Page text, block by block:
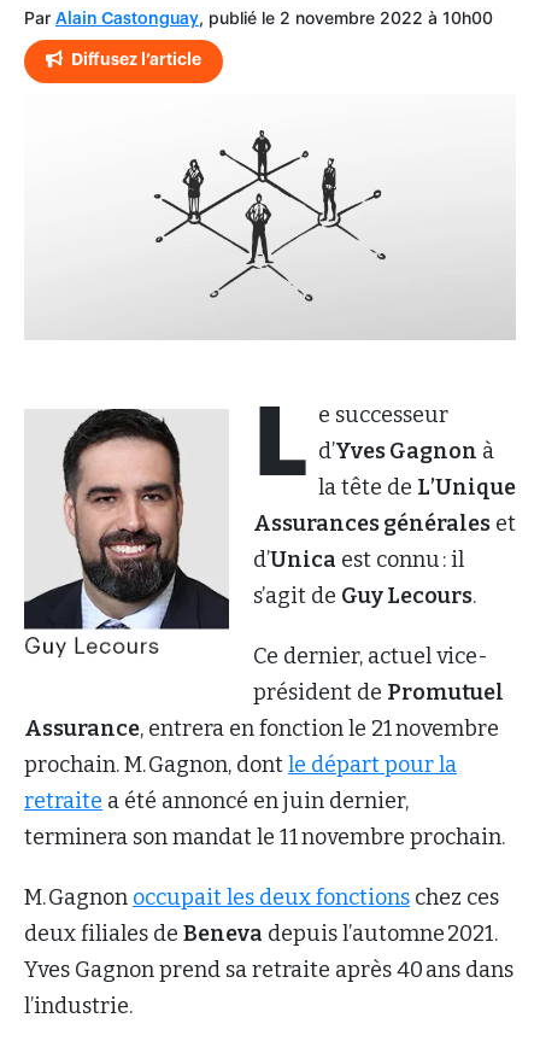
Par Alain Castonguay, publié le 2 novembre 2022 à 10h00
Diffusez l’article
L e successeur
d’Yves Gagnon à
la tête de L’Unique
Assurances générales et
d’Unica est connu : il
s’agit de Guy Lecours.
Ce dernier, actuel vice-
président de Promutuel
Assurance, entrera en fonction le 21 novembre
prochain. M. Gagnon, dontle départ pour la
retraite a été annoncé en juin dernier,
terminera son mandat le 11 novembre prochain.
M. Gagnon occupait les deux fonctions chez ces
deux filiales de Beneva depuis l’automne 2021.
Yves Gagnon prend sa retraite après 40 ans dans
l’industrie.